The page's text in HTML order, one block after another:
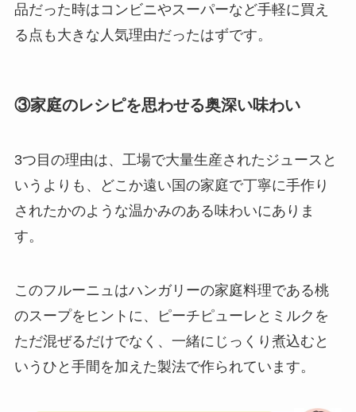
品だった時はコンビニやスーパーなど手軽に買え
る点も大きな人気理由だったはずです。
③家庭のレシピを思わせる奥深い味わい
3つ目の理由は、工場で大量生産されたジュースと
いうよりも、どこか遠い国の家庭で丁寧に手作り
されたかのような温かみのある味わいにありま
す。
このフルーニュはハンガリーの家庭料理である桃
のスープをヒントに、ピーチピューレとミルクを
ただ混ぜるだけでなく、一緒にじっくり煮込むと
いうひと手間を加えた製法で作られています。